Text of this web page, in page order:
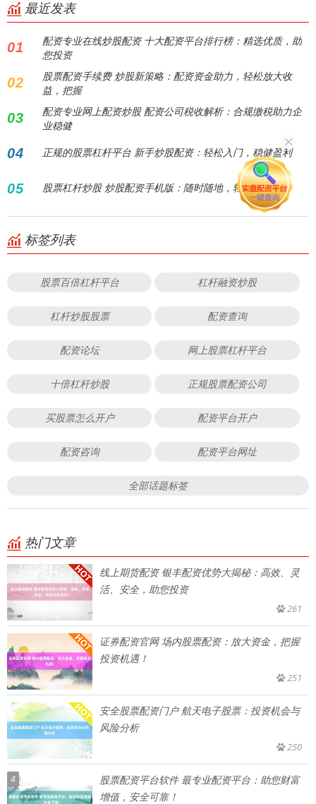
最近发表
01
配资专业在线炒股配资 十大配资平台排行榜：精选优质，助
您投资
02
股票配资手续费 炒股新策略：配资资金助力，轻松放大收
益，把握
03
配资专业网上配资炒股 配资公司税收解析：合规缴税助力企
业稳健
04 正规的股票杠杆平台 新手炒股配资：轻松入门，稳健盈利
05 股票杠杆炒股 炒股配资手机版：随时随地，轻松交易！
标签列表
股票百倍杠杆平台 杠杆融资炒股
杠杆炒股股票 配资查询
配资论坛 网上股票杠杆平台
十倍杠杆炒股 正规股票配资公司
买股票怎么开户 配资平台开户
配资咨询 配资平台网址
全部话题标签
热门文章
线上期货配资 银丰配资优势大揭秘：高效、灵
活、安全，助您投资
261
证券配资官网 场内股票配资：放大资金，把握
投资机遇！
251
安全股票配资门户 航天电子股票：投资机会与
风险分析
250
4
股票配资平台软件 最专业配资平台：助您财富
增值，安全可靠！